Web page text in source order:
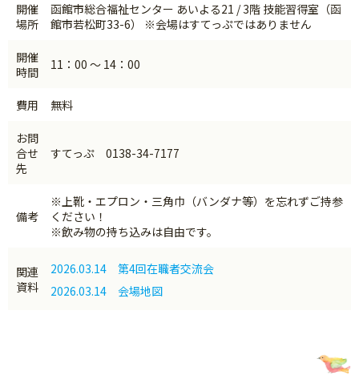
開催
場所
函館市総合福祉センター あいよる21 / 3階 技能習得室（函
館市若松町33-6） ※会場はすてっぷではありません
開催
時間
11：00 ～ 14：00
費用 無料
お問
合せ
先
すてっぷ 0138-34-7177
備考
※上靴・エプロン・三角巾（バンダナ等）を忘れずご持参
ください！
※飲み物の持ち込みは自由です。
関連
資料
2026.03.14 第4回在職者交流会
2026.03.14 会場地図